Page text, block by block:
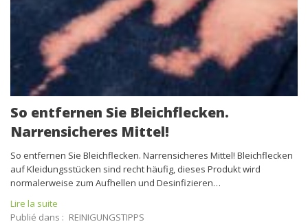
So entfernen Sie Bleichflecken.
Narrensicheres Mittel!
So entfernen Sie Bleichflecken. Narrensicheres Mittel! Bleichflecken
auf Kleidungsstücken sind recht häufig, dieses Produkt wird
normalerweise zum Aufhellen und Desinfizieren…
Lire la suite
Publié dans : REINIGUNGSTIPPS